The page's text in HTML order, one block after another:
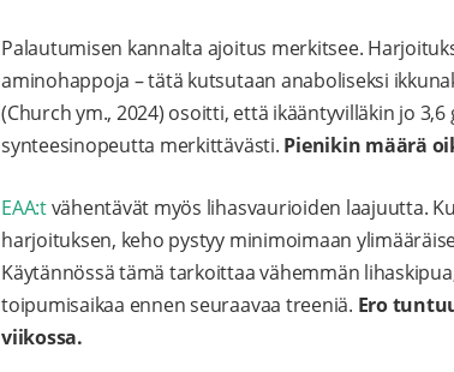
Palautumisen kannalta ajoitus merkitsee.
aminohappoja – tätä kutsutaan anaboliseksi
(Church ym., 2024) osoitti, että ikääntyvilläkin jo
synteesinopeutta merkittävästi. Pienikin määrä
EAA:tvähentävät myös lihasvaurioiden laajuutta.
harjoituksen, keho pystyy minimoimaan
Käytännössä tämä tarkoittaa vähemmän
toipumisaikaa ennen seuraavaa treeniä. Ero
viikossa.